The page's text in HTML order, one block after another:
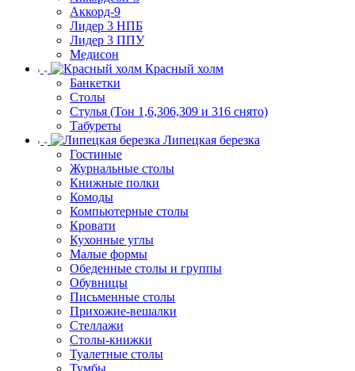
Аккорд-9
Лидер 3 НПБ
Лидер 3 ППУ
Медисон
Красный холм
Банкетки
Столы
Стулья (Тон 1,6,306,309 и 316 снято)
Табуреты
Липецкая березка
Гостиные
Журнальные столы
Книжные полки
Комоды
Компьютерные столы
Кровати
Кухонные углы
Малые формы
Обеденные столы и группы
Обувницы
Письменные столы
Прихожие-вешалки
Стеллажи
Столы-книжки
Туалетные столы
Тумбы